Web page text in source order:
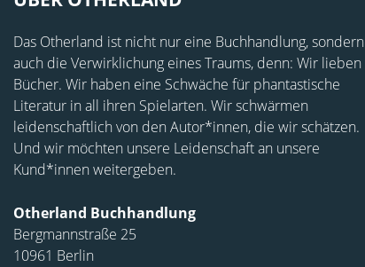
Das Otherland ist nicht nur eine Buchhandlung, sondern
auch die Verwirklichung eines Traums, denn: Wir lieben
Bücher. Wir haben eine Schwäche für phantastische
Literatur in all ihren Spielarten. Wir schwärmen
leidenschaftlich von den Autor*innen, die wir schätzen.
Und wir möchten unsere Leidenschaft an unsere
Kund*innen weitergeben.
Otherland Buchhandlung
Bergmannstraße 25
10961 Berlin